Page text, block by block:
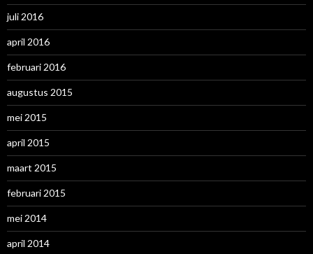
juli 2016
april 2016
februari 2016
augustus 2015
mei 2015
april 2015
maart 2015
februari 2015
mei 2014
april 2014